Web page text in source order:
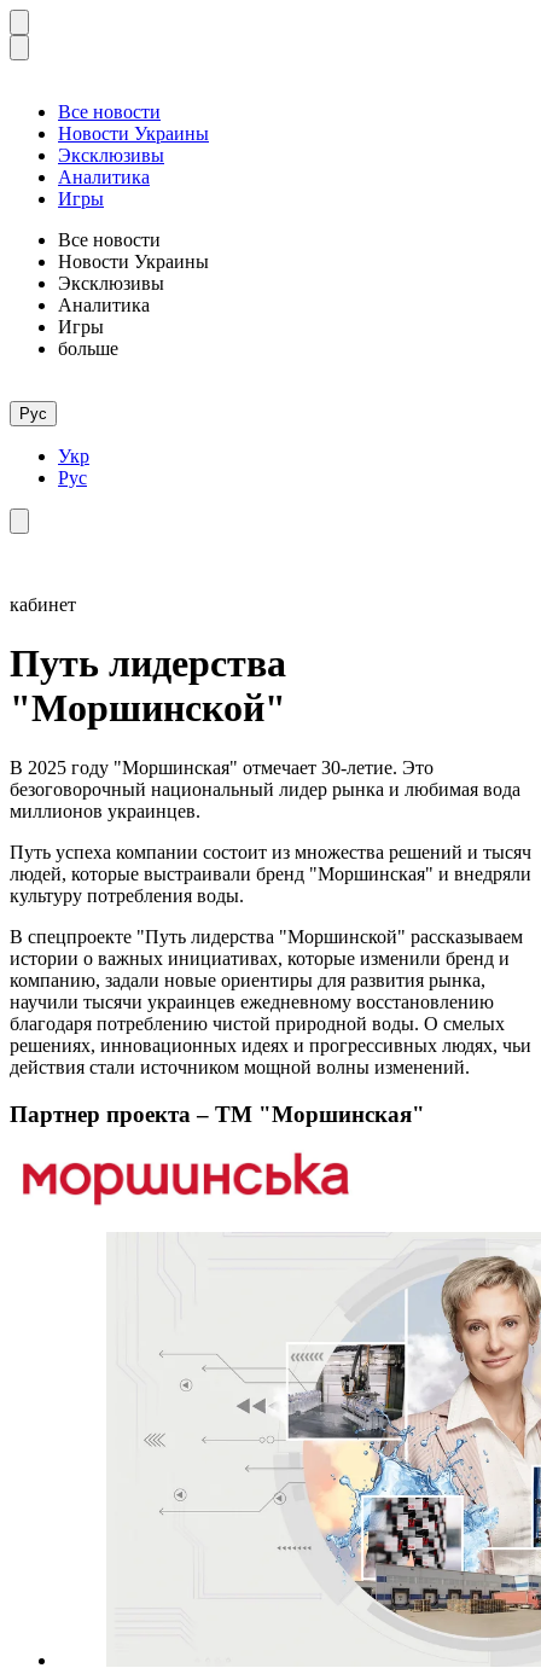
Все новости
Новости Украины
Эксклюзивы
Аналитика
Игры
Все новости
Новости Украины
Эксклюзивы
Аналитика
Игры
больше
Рус
Укр
Рус
кабинет
Путь лидерства
"Моршинской"
В 2025 году "Моршинская" отмечает 30-летие. Это
безоговорочный национальный лидер рынка и любимая вода
миллионов украинцев.
Путь успеха компании состоит из множества решений и тысяч
людей, которые выстраивали бренд "Моршинская" и внедряли
культуру потребления воды.
В спецпроекте "Путь лидерства "Моршинской" рассказываем
истории о важных инициативах, которые изменили бренд и
компанию, задали новые ориентиры для развития рынка,
научили тысячи украинцев ежедневному восстановлению
благодаря потреблению чистой природной воды. О смелых
решениях, инновационных идеях и прогрессивных людях, чьи
действия стали источником мощной волны изменений.
Партнер проекта – ТМ "Моршинская"